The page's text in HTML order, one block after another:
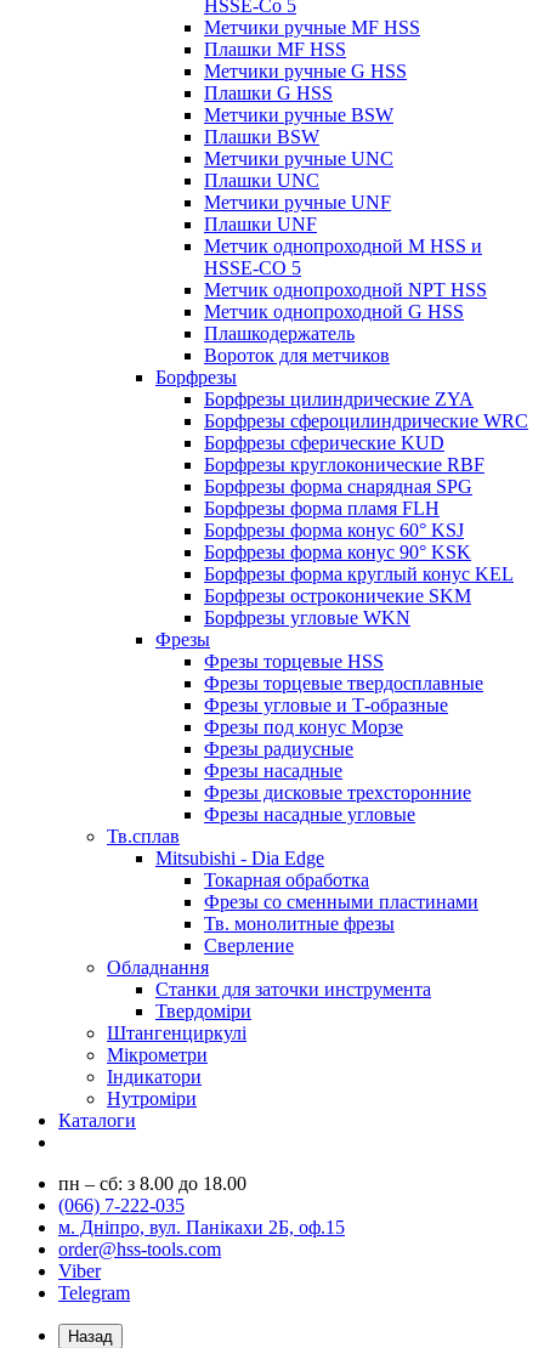
HSSE-Co 5
Метчики ручные MF HSS
Плашки MF HSS
Метчики ручные G HSS
Плашки G HSS
Метчики ручные BSW
Плашки BSW
Метчики ручные UNC
Плашки UNC
Метчики ручные UNF
Плашки UNF
Метчик однопроходной M HSS и
HSSE-CO 5
Метчик однопроходной NPT HSS
Метчик однопроходной G HSS
Плашкодержатель
Вороток для метчиков
Борфрезы
Борфрезы цилиндрические ZYA
Борфрезы сфероцилиндрические WRC
Борфрезы сферические KUD
Борфрезы круглоконические RBF
Борфрезы форма снарядная SPG
Борфрезы форма пламя FLH
Борфрезы форма конус 60° KSJ
Борфрезы форма конус 90° KSK
Борфрезы форма круглый конус KEL
Борфрезы остроконичекие SKM
Борфрезы угловые WKN
Фрезы
Фрезы торцевые HSS
Фрезы торцевые твердосплавные
Фрезы угловые и Т-образные
Фрезы под конус Морзе
Фрезы радиусные
Фрезы насадные
Фрезы дисковые трехсторонние
Фрезы насадные угловые
Тв.сплав
Mitsubishi - Dia Edge
Токарная обработка
Фрезы со сменными пластинами
Тв. монолитные фрезы
Сверление
Обладнання
Станки для заточки инструмента
Твердоміри
Штангенциркулі
Мікрометри
Індикатори
Нутроміри
Каталоги
пн – сб: з 8.00 до 18.00
(066) 7-222-035
м. Дніпро, вул. Панікахи 2Б, оф.15
order@hss-tools.com
Viber
Telegram
Назад